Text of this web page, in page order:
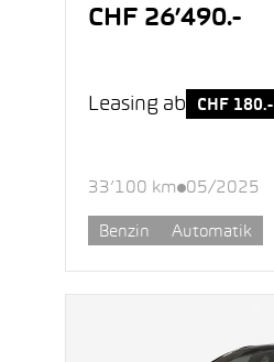
CHF 26’490.-
Leasing ab CHF 180.-
33’100 km 05/2025
Benzin Automatik